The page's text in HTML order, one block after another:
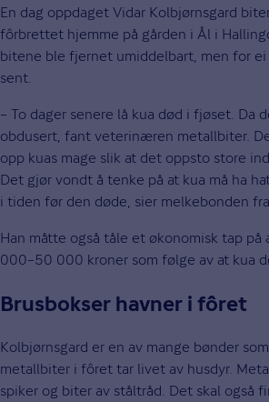
En dag oppdaget Vidar Kolbjørnsgard
fôrbrettet hjemme på gården i Ål i
bitene ble fjernet umiddelbart, men for
sent.
– To dager senere lå kua død i fjøset. Da
obdusert, fant veterinæren metallbiter.
opp kuas mage slik at det oppsto store
Det gjør vondt å tenke på at kua må ha
i tiden før den døde, sier melkebonden
Han måtte også tåle et økonomisk tap på
000–50 000 kroner som følge av at kua
Brusbokser havner i fôret
Kolbjørnsgard er en av mange bønder
metallbiter i fôret tar livet av husdyr.
spiker og biter av ståltråd. Det skal også